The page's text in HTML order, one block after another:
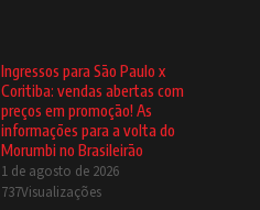
Ingressos para São Paulo x
Coritiba: vendas abertas com
preços em promoção! As
informações para a volta do
Morumbi no Brasileirão
1 de agosto de 2026
737Visualizações